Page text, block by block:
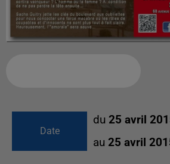
Date
du 25 avril
au 25 avril